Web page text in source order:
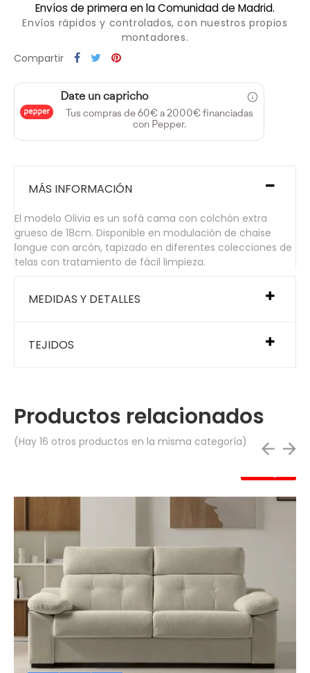
Envíos de primera en la Comunidad de Madrid.
Envíos rápidos y controlados, con nuestros propios
montadores.
Compartir
Date un capricho
Tus compras de 60€ a 2000€ financiadas
con Pepper.
MÁS INFORMACIÓN
El modelo Olivia es un sofá cama con colchón extra
grueso de 18cm. Disponible en modulación de chaise
longue con arcón, tapizado en diferentes colecciones de
telas con tratamiento de fácil limpieza.
MEDIDAS Y DETALLES
TEJIDOS
Productos relacionados
(Hay 16 otros productos en la misma categoría)